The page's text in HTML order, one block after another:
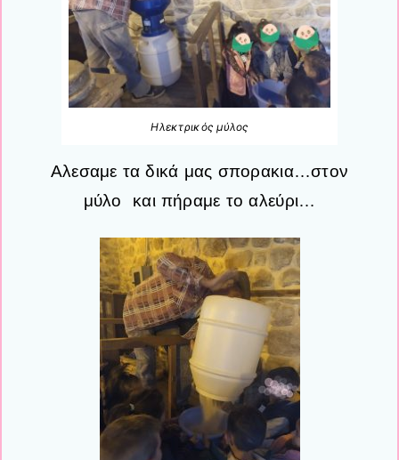
Ηλεκτρικός μύλος
Αλεσαμε τα δικά μας σπορακια…στον
μύλο και πήραμε το αλεύρι…